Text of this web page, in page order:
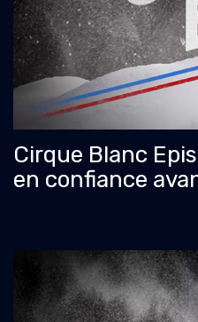
Cirque Blanc
en confiance